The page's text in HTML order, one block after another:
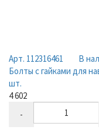
Арт. 112316461
В
Болты с гайками для
шт.
4 602
-